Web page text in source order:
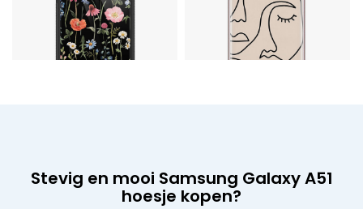
Stevig en mooi Samsung Galaxy A51
hoesje kopen?